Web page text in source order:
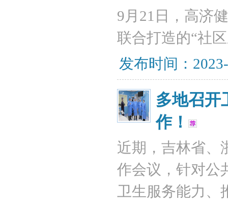
9月21日，高济
联合打造的“社
发布时间：
多地召开
作！
近期，吉林省、
作会议，针对公
卫生服务能力、